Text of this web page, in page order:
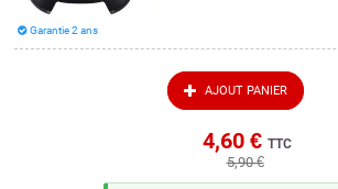
Garantie 2 ans
AJOUT PANIER
4,60 € TTC
5,90 €